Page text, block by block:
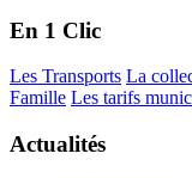
En 1 Clic
Les Transports La
Famille Les tarifs
Actualités